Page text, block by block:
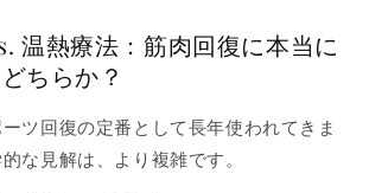
温熱療法：筋肉回復に本当に
ちらか？
ツ回復の定番として長年使われてきま
な見解は、より複雑です。